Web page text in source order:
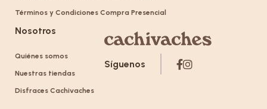
Términos y Condiciones Compra Presencial
Nosotros
Quiénes somos
Nuestras tiendas
Disfraces Cachivaches
Síguenos